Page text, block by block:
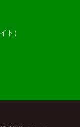
ト）